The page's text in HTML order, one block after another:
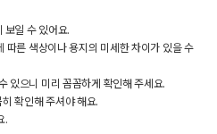
보일 수 있어요.
따른 색상이나 용지의 미세한 차이가 있을 수
있으니 미리 꼼꼼하게 확인해 주세요.
확인해 주셔야 해요.
.